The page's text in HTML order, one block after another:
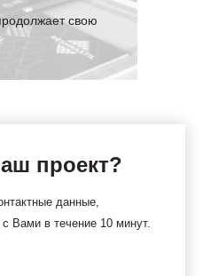
свою
проект?
данные,
Вами в течение 10 минут.